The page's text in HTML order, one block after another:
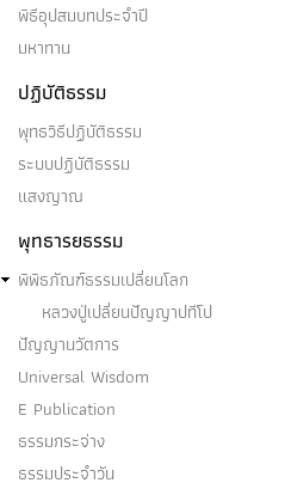
พิธีอุปสมบทประจำปี
มหาทาน
ปฏิบัติธรรม
พุทธวิธีปฏิบัติธรรม
ระบบปฏิบัติธรรม
แสงญาณ
พุทธารยธรรม
พิพิธภัณฑ์ธรรมเปลี่ยนโลก
หลวงปู่เปลี่ยนปัญญาปทีโป
ปัญญานวัตการ
Universal Wisdom
E Publication
ธรรมกระจ่าง
ธรรมประจำวัน